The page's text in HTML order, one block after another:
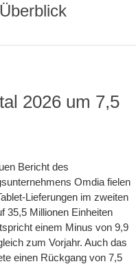
2026 um 7,5
Bericht des
Omdia fielen
Lieferungen im zweiten
35,5 Millionen Einheiten
einem Minus von 9,9
zum Vorjahr. Auch das
einen Rückgang von 7,5